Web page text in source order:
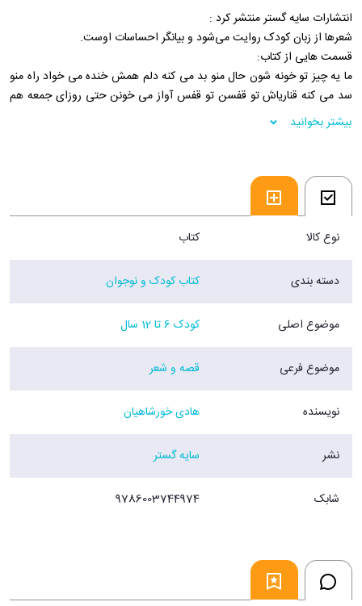
انتشارات سايه گستر منتشر کرد :
شعرها از زبان کودک روایت می‌شود و بیانگر احساسات اوست.
قسمت هایی از کتاب:
ما یه چیز تو خونه شون حال منو بد می کنه دلم همش خنده می خواد راه منو
سد می کنه قناریاش تو قفسن تو قفس آواز می خونن حتی روزای جمعه هم
فقط همون جا می مونن دارن با غصه می خونن هر آوازی شادش خوبه قناری
مثل آدمه پرنده آزادش خوبه
بیشتر بخوانید
نوع کالا کتاب
دسته بندی کتاب کودک و نوجوان
موضوع اصلی کودک 6 تا 12 سال
موضوع فرعی قصه و شعر
نویسنده هادی خورشاهیان
نشر سایه گستر
شابک 9786003744974